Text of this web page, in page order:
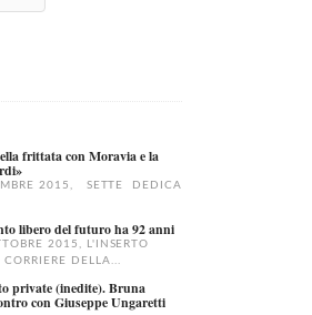
frittata con Moravia e la
2015, SETTE DEDICA
libero del futuro ha 92 anni
2015, L'INSERTO
DELLA...
private (inedite). Bruna
con Giuseppe Ungaretti